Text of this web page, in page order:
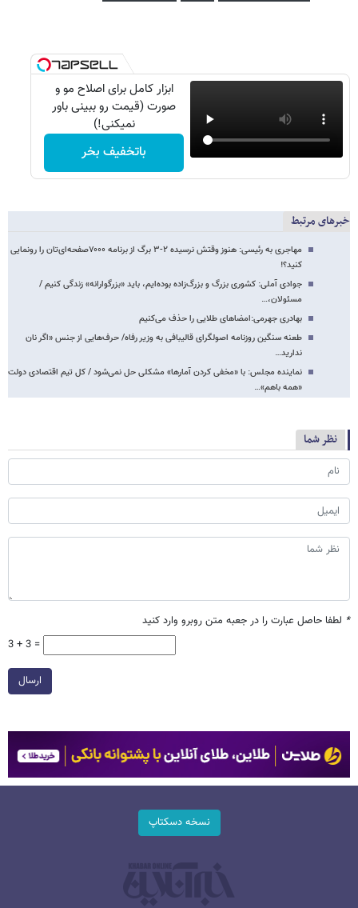
ابزار کامل برای اصلاح مو و
صورت (قیمت رو ببینی باور
نمیکنی!)
باتخفیف بخر
خبرهای مرتبط
مهاجری به رئیسی: هنوز وقتش نرسیده ۲-۳ برگ از برنامه ۷۰۰۰صفحه‌ای‌تان را رونمایی
کنید؟!
جوادی آملی: کشوری بزرگ و بزرگ‌زاده بوده‌ایم، باید «بزرگوارانه» زندگی کنیم /
مسئولان،…
بهادری جهرمی:امضاهای طلایی را حذف می‌کنیم
طعنه سنگین روزنامه اصولگرای قالیبافی به وزیر رفاه/ حرف‌هایی از جنس «اگر نان
ندارید…
نماینده مجلس: با «مخفی کردن آمارها» مشکلی حل نمی‌شود / کل تیم اقتصادی دولت
«همه باهم»…
نظر شما
* لطفا حاصل عبارت را در جعبه متن روبرو وارد کنید
3 + 3 =
ارسال
نسخه دسکتاپ